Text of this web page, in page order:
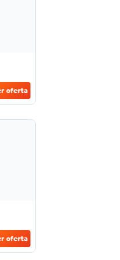
oferta
oferta